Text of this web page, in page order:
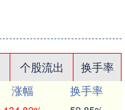
个股流出
换手率
涨幅
换手率